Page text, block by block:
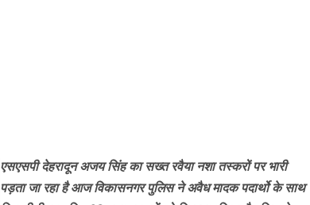
एसएसपी देहरादून अजय सिंह का सख्त रवैया नशा तस्करों पर भारी
पड़ता जा रहा है आज विकासनगर पुलिस ने अवैध मादक पदार्थो के साथ